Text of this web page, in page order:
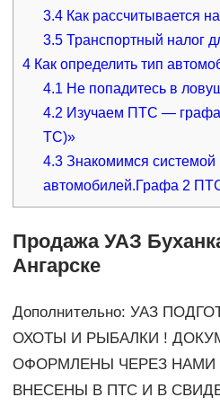
3.4 Как рассчитывается
3.5 Транспортный налог
4Как определить тип
4.1 Не попадитесь в
4.2 Изучаем ПТС —
ТС)»
4.3 Знакомимся системой
автомобилей.Графа 2
Продажа УАЗ
Ангарске
Дополнительно: УАЗ
ОХОТЫ И РЫБАЛКИ !
ОФОРМЛЕНЫ ЧЕРЕЗ НАМИ
ВНЕСЕНЫ В ПТС И В